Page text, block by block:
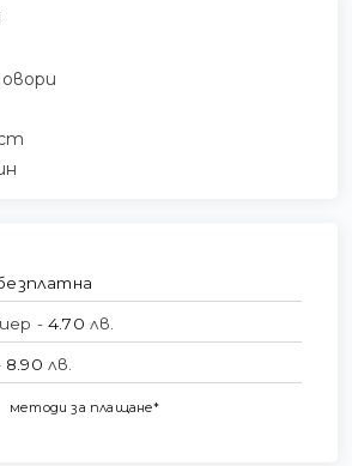
- 4.70 лв.
8.90 лв.
методи за плащане*